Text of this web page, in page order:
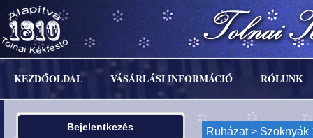
KEZDŐOLDAL VÁSÁRLÁSI INFORMÁCIÓ RÓLUNK
Bejelentkezés Ruházat> Szoknyák